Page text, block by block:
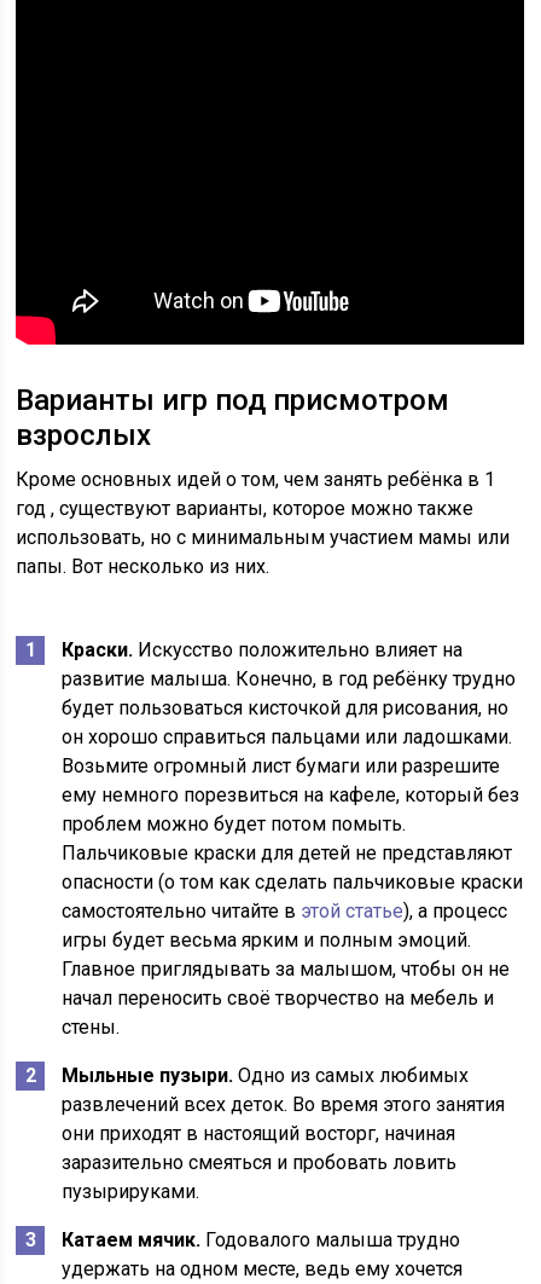
Варианты игр под присмотром
взрослых
Кроме основных идей о том, чем занять ребёнка в 1
год , существуют варианты, которое можно также
использовать, но с минимальным участием мамы или
папы. Вот несколько из них.
Краски. Искусство положительно влияет на
развитие малыша. Конечно, в год ребёнку трудно
будет пользоваться кисточкой для рисования, но
он хорошо справиться пальцами или ладошками.
Возьмите огромный лист бумаги или разрешите
ему немного порезвиться на кафеле, который без
проблем можно будет потом помыть.
Пальчиковые краски для детей не представляют
опасности (о том как сделать пальчиковые краски
самостоятельно читайте в этой статье), а процесс
игры будет весьма ярким и полным эмоций.
Главное приглядывать за малышом, чтобы он не
начал переносить своё творчество на мебель и
стены.
Мыльные пузыри.Одно из самых любимых
развлечений всех деток. Во время этого занятия
они приходят в настоящий восторг, начиная
заразительно смеяться и пробовать ловить
пузырируками.
Катаем мячик. Годовалого малыша трудно
удержать на одном месте, ведь ему хочется